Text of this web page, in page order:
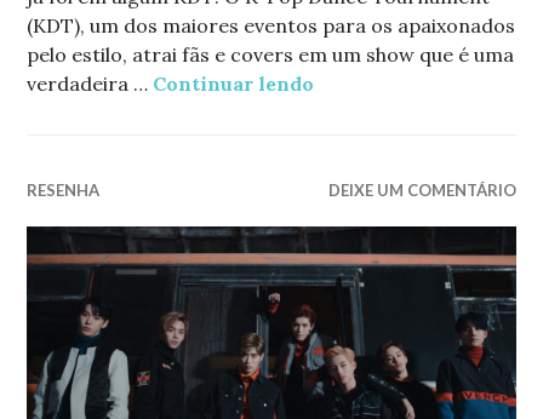
(KDT), um dos maiores eventos para os apaixonados
pelo estilo, atrai fãs e covers em um show que é uma
verdadeira … Continuar lendo
RESENHA DEIXE UM COMENTÁRIO